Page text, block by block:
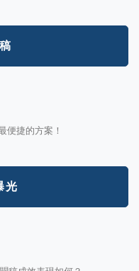
便捷的方案！
光